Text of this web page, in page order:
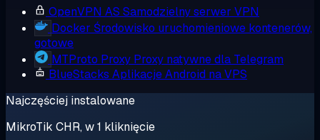
OpenVPN AS Samodzielny serwer VPN
Docker Środowisko uruchomieniowe kontenerów,
gotowe
MTProto Proxy Proxy natywne dla Telegram
BlueStacks Aplikacje Android na VPS
Najczęściej instalowane
MikroTik CHR, w 1 kliknięcie